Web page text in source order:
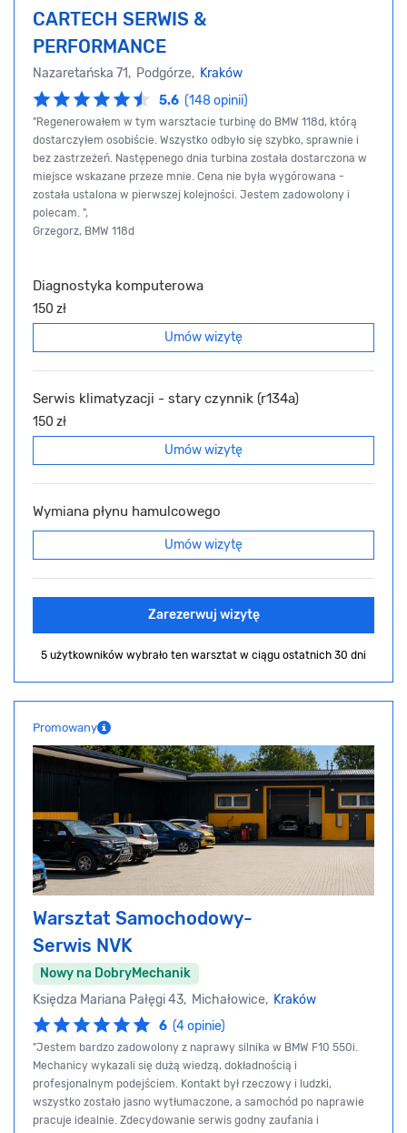
CARTECH SERWIS &
PERFORMANCE
Nazaretańska 71, Podgórze, Kraków
5.6 (148 opinii)
"Regenerowałem w tym warsztacie turbinę do BMW 118d, którą
dostarczyłem osobiście. Wszystko odbyło się szybko, sprawnie i
bez zastrzeżeń. Następenego dnia turbina została dostarczona w
miejsce wskazane przeze mnie. Cena nie była wygórowana -
została ustalona w pierwszej kolejności. Jestem zadowolony i
polecam. ",
Grzegorz, BMW 118d
Diagnostyka komputerowa
150 zł
Umów wizytę
Serwis klimatyzacji - stary czynnik (r134a)
150 zł
Umów wizytę
Wymiana płynu hamulcowego
Umów wizytę
Zarezerwuj wizytę
5 użytkowników wybrało ten warsztat w ciągu ostatnich 30 dni
Promowany
Warsztat Samochodowy-
Serwis NVK
Nowy na DobryMechanik
Księdza Mariana Pałęgi 43, Michałowice, Kraków
6 (4 opinie)
"Jestem bardzo zadowolony z naprawy silnika w BMW F10 550i.
Mechanicy wykazali się dużą wiedzą, dokładnością i
profesjonalnym podejściem. Kontakt był rzeczowy i ludzki,
wszystko zostało jasno wytłumaczone, a samochód po naprawie
pracuje idealnie. Zdecydowanie serwis godny zaufania i